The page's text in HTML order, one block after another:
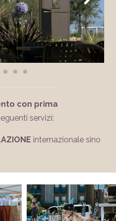
con prima
servizi:
internazionale sino